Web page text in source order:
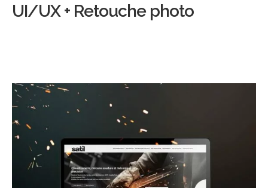
UI/UX + Retouche photo